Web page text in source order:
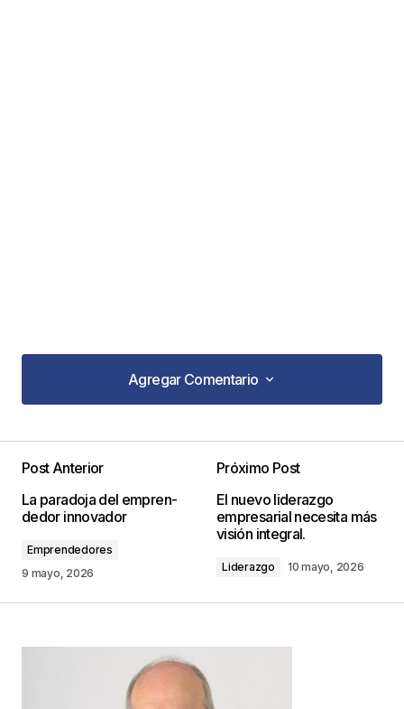
Agregar Comentario
Agregar Comentario
publicada. Los campos obligatorios están
marcados con
Comentario
Post Anterior
La para­doja del empren­
de­dor inno­va­dor
Emprendedores
9 mayo, 2026
Próximo Post
El nuevo liderazgo
empresarial necesita más
visión integral.
Liderazgo 10 mayo, 2026